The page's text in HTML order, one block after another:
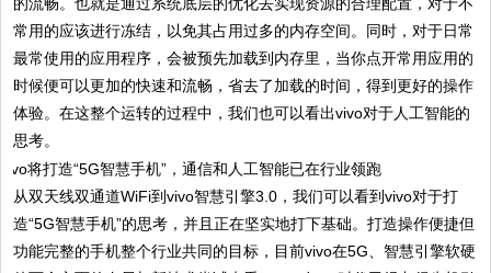
的流畅。也就是通过系统底层的优化去实现资源的合理配置，对于不
常用的应该进行冻结，以免其占用过多的内存空间。同时，对于日常
最常使用的应用程序，会被预先加载到内存里，当你点开常用应用的
时候便可以更加的快速和流畅，省去了加载的时间，得到更好的操作
体验。在这整个运转的过程中，我们也可以看出vivo对于人工智能的
思考。
从双天线双通道WiFi到vivo智慧引擎3.0，我们可以看到vivo对于打
造“5G智慧手机”的思考，并且正在坚实地打下基础。打造操作便捷但
功能完整的手机整个行业共同的目标，目前vivo在5G、智慧引擎软硬